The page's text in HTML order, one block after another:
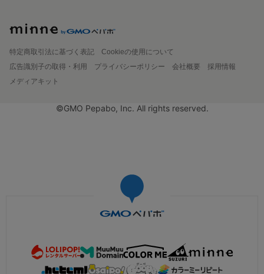
特定商取引法に基づく表記
Cookieの使用について
広告識別子の取得・利用
プライバシーポリシー 会社概要
採用情報
メディアキット
©GMO Pepabo, Inc. All rights reserved.